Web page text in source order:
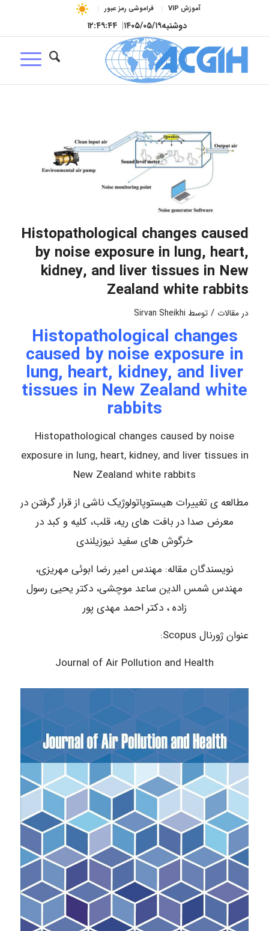
آموزش VIP فراموشی رمز عبور
دوشنبه۱۴۰۵/۰۵/۱۹| ۱۲:۴۹:۴۵
Histopathological changes caused
by noise exposure in lung, heart,
kidney, and liver tissues in New
Zealand white rabbits
درمقالات / توسط Sirvan Sheikhi
Histopathological changes
caused by noise exposure in
lung, heart, kidney, and liver
tissues in New Zealand white
rabbits
Histopathological changes caused by noise
exposure in lung, heart, kidney, and liver tissues in
New Zealand white rabbits
مطالعه ی تغییرات هیستوپاتولوژیک ناشی از قرار گرفتن در
معرض صدا در بافت های ریه، قلب، کلیه و کبد در
خرگوش های سفید نیوزیلندی
نویسندگان مقاله: مهندس امیر رضا ابوئی مهریزی،
مهندس شمس الدین ساعد موچشی، دکتر یحیی رسول
زاده ، دکتر احمد مهدی پور
عنوان ژورنال Scopus:
Journal of Air Pollution and Health